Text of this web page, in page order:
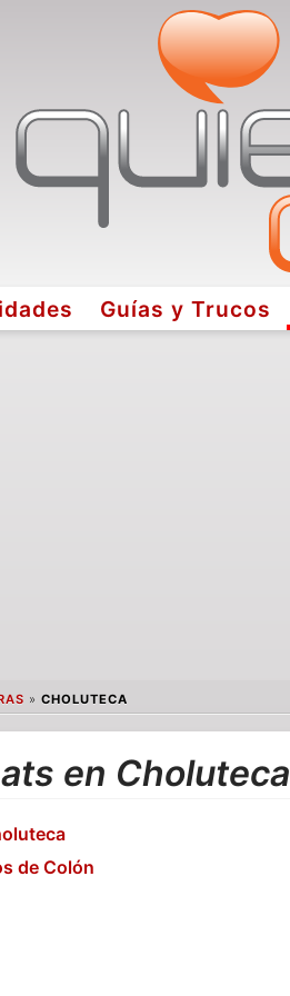
Guías y Trucos
» CHOLUTECA
en Choluteca
de Colón